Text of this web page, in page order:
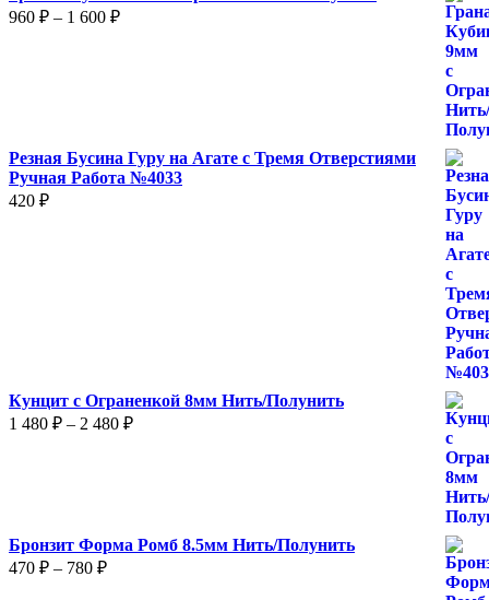
960 ₽ – 1 600 ₽Диапазон
Резная Бусина Гуру на Агате с Тремя Отверстиями
Ручная Работа №4033
420 ₽
Кунцит с Ограненкой 8мм Нить/Полунить
1 480 ₽ – 2 480 ₽Диапазон
480 ₽
Бронзит Форма Ромб 8.5мм Нить/Полунить
470 ₽ – 780 ₽Диапазон